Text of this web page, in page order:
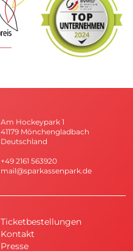
Am Hockeypark 1
41179 Mönchengladbach
Deutschland
+49 2161 563920
mail@sparkassenpark.de
Ticketbestellungen
Kontakt
Presse